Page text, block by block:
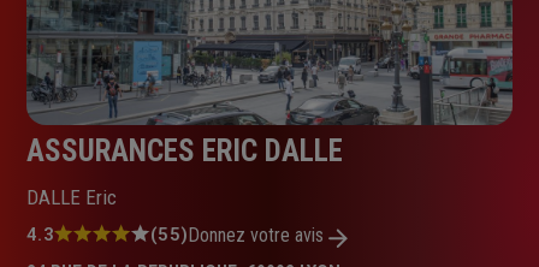
ASSURANCES ERIC DALLE
DALLE Eric
Note
4.3 (55)Donnez votre avis